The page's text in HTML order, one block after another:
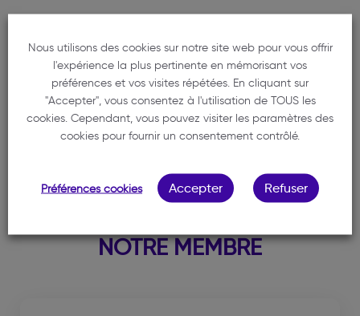
06 12 41 28 02
ccandon@le12avocats.com
NOTRE MEMBRE
Nous utilisons des cookies sur notre site web pour vous offrir
l'expérience la plus pertinente en mémorisant vos
préférences et vos visites répétées. En cliquant sur
"Accepter", vous consentez à l'utilisation de TOUS les
cookies. Cependant, vous pouvez visiter les paramètres des
cookies pour fournir un consentement contrôlé.
Préférences cookies Accepter Refuser